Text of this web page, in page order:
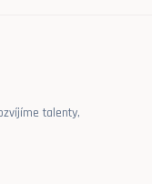
talenty,